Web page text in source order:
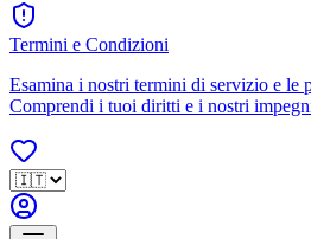
Termini e Condizioni
Esamina i nostri termini di servizio e le
Comprendi i tuoi diritti e i nostri